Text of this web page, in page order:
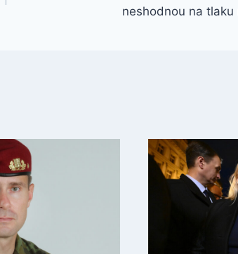
neshodnou na tlaku